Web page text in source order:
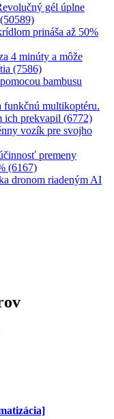
gél úplne
prináša až 50%
4 minúty a môže
(7586)
bambusu
funkčnú multikoptéru.
ich prekvapil (6772)
vozík pre svojho
premeny
(6167)
dronom riadeným AI